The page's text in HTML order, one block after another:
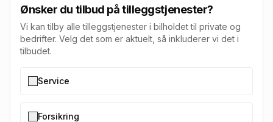
Ønsker du tilbud på tilleggstjenester?
Vi kan tilby alle tilleggstjenester i bilholdet til private og
bedrifter. Velg det som er aktuelt, så inkluderer vi det i
tilbudet.
Service
Forsikring